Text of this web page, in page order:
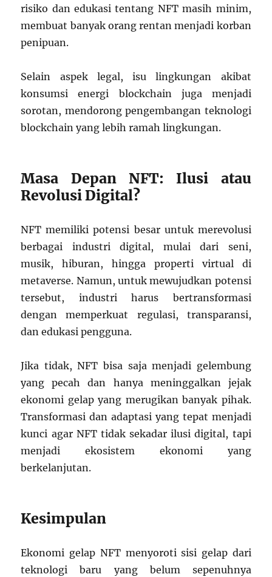
risiko dan edukasi tentang NFT masih minim,
membuat banyak orang rentan menjadi korban
penipuan.
Selain aspek legal, isu lingkungan akibat
konsumsi energi blockchain juga menjadi
sorotan, mendorong pengembangan teknologi
blockchain yang lebih ramah lingkungan.
Masa Depan NFT: Ilusi atau
Revolusi Digital?
NFT memiliki potensi besar untuk merevolusi
berbagai industri digital, mulai dari seni,
musik, hiburan, hingga properti virtual di
metaverse. Namun, untuk mewujudkan potensi
tersebut, industri harus bertransformasi
dengan memperkuat regulasi, transparansi,
dan edukasi pengguna.
Jika tidak, NFT bisa saja menjadi gelembung
yang pecah dan hanya meninggalkan jejak
ekonomi gelap yang merugikan banyak pihak.
Transformasi dan adaptasi yang tepat menjadi
kunci agar NFT tidak sekadar ilusi digital, tapi
menjadi ekosistem ekonomi yang
berkelanjutan.
Kesimpulan
Ekonomi gelap NFT menyoroti sisi gelap dari
teknologi baru yang belum sepenuhnya